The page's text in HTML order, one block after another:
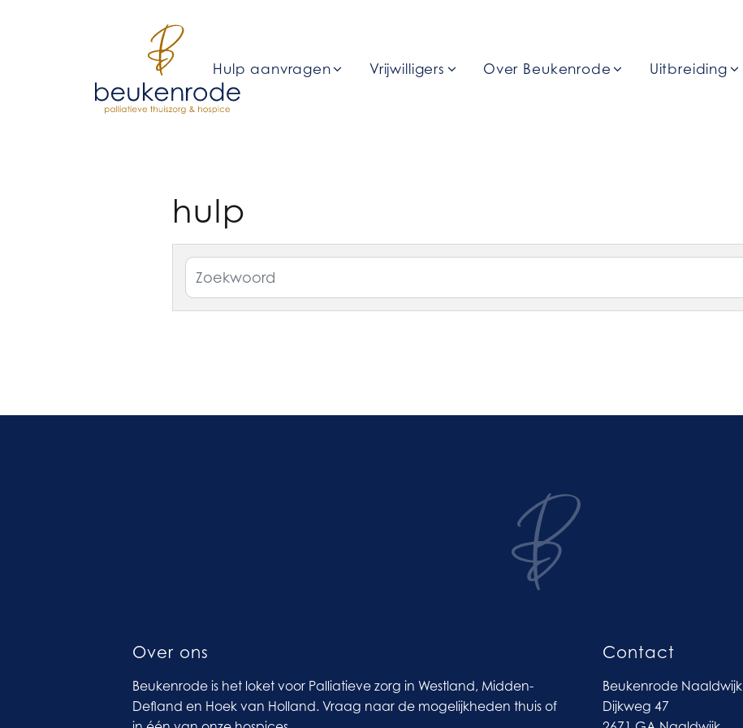
Hulp aanvragen Vrijwilligers Over Beukenrode Uitbreiding
hulp
Over ons
Beukenrode is het loket voor Palliatieve zorg in Westland, Midden-
Defland en Hoek van Holland. Vraag naar de mogelijkheden thuis of
Contact
Beukenrode Naaldwijk
Dijkweg 47